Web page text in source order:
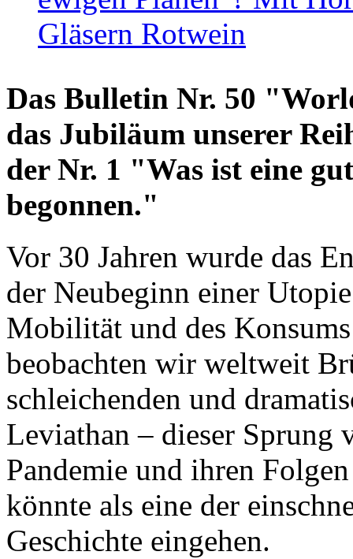
Gläsern Rotwein
Das Bulletin Nr. 50
das Jubiläum unserer
der Nr. 1 "Was ist eine
begonnen."
Vor 30 Jahren wurde das
der Neubeginn einer
Mobilität und des
beobachten wir weltweit
schleichenden und
Leviathan – dieser Sprung
Pandemie und ihren
könnte als eine der
Geschichte eingehen.